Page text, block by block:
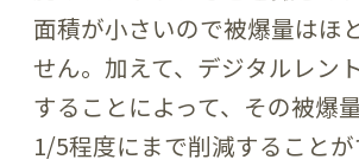
面積が小さいので被爆量はほ
せん。加えて、デジタルレン
することによって、その被爆
1/5程度にまで削減することが